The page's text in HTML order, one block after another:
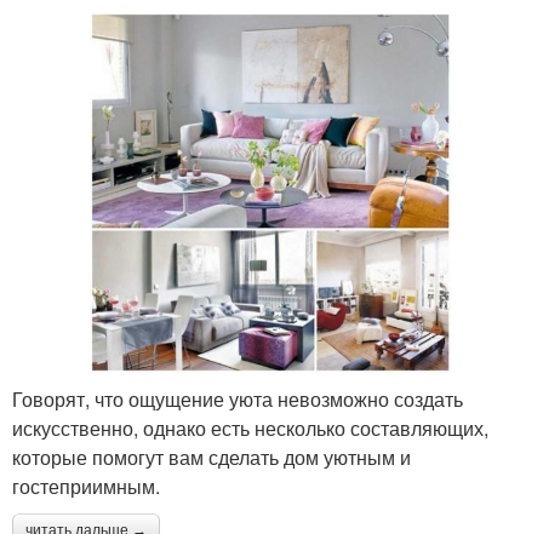
Говорят, что ощущение уюта невозможно создать
искусственно, однако есть несколько составляющих,
которые помогут вам сделать дом уютным и
гостеприимным.
читать дальше →